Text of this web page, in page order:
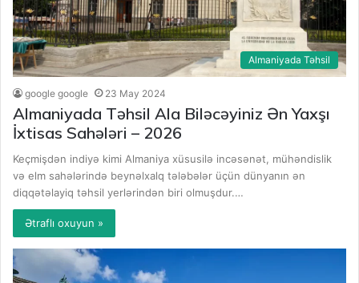
Almaniyada Təhsil
google google 23 May 2024
Almaniyada Təhsil Ala Biləcəyiniz Ən Yaxşı
İxtisas Sahələri – 2026
Keçmişdən indiyə kimi Almaniya xüsusilə incəsənət, mühəndislik
və elm sahələrində beynəlxalq tələbələr üçün dünyanın ən
diqqətəlayiq təhsil yerlərindən biri olmuşdur.…
Ətraflı oxuyun »